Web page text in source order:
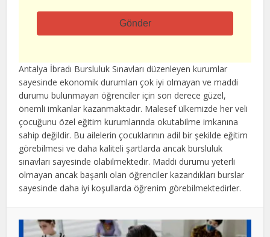
Gönder
alan
boş
bırakılmalıdır
Antalya İbradı Bursluluk Sınavları düzenleyen kurumlar
sayesinde ekonomik durumları çok iyi olmayan ve maddi
durumu bulunmayan öğrenciler için son derece güzel,
önemli imkanlar kazanmaktadır. Malesef ülkemizde her veli
çocuğunu özel eğitim kurumlarında okutabilme imkanına
sahip değildir. Bu ailelerin çocuklarının adil bir şekilde eğitim
görebilmesi ve daha kaliteli şartlarda ancak bursluluk
sınavları sayesinde olabilmektedir. Maddi durumu yeterli
olmayan ancak başarılı olan öğrenciler kazandıkları burslar
sayesinde daha iyi koşullarda öğrenim görebilmektedirler.